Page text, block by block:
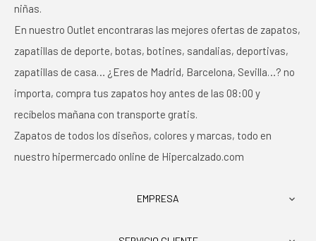
niñas.
En nuestro Outlet encontraras las mejores ofertas de zapatos,
zapatillas de deporte, botas, botines, sandalias, deportivas,
zapatillas de casa… ¿Eres de Madrid, Barcelona, Sevilla…? no
importa, compra tus zapatos hoy antes de las 08:00 y
recíbelos mañana con transporte gratis.
Zapatos de todos los diseños, colores y marcas, todo en
nuestro hipermercado online de Hipercalzado.com
EMPRESA 